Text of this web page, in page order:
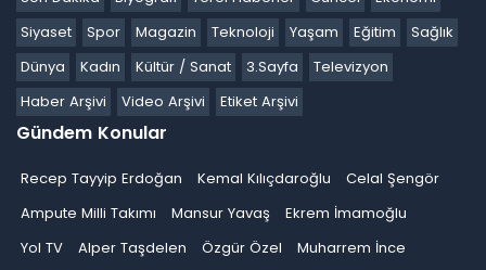
Siyaset
Spor Magazin Teknoloji Yaşam Eğitim
Sağlık
Dünya
Kadın Kültür / Sanat 3.Sayfa
Televizyon
Haber Arşivi
Video Arşivi Etiket Arşivi
Gündem Konular
Recep Tayyip Erdoğan Kemal Kılıçdaroğlu
Celal Şengör
Ampute Milli Takımı
Mansur Yavaş
Ekrem İmamoğlu
Yol TV
Alper Taşdelen Özgür Özel
Muharrem İnce